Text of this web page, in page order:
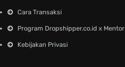
Cara Transaksi
Program Dropshipper.co.id x Mentor
Kebijakan Privasi